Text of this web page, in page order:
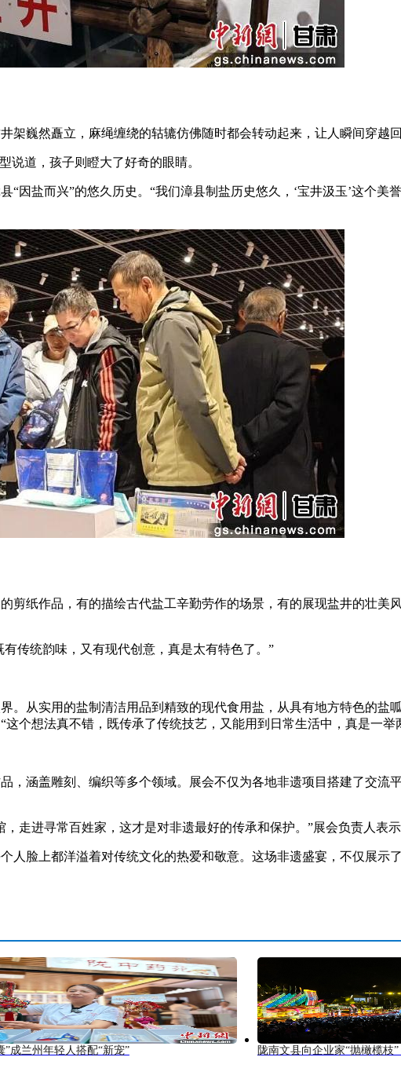
然矗立，麻绳缠绕的轱辘仿佛随时都会转动起来，让人瞬间穿越回
道，孩子则瞪大了好奇的眼睛。
盐而兴”的悠久历史。“我们漳县制盐历史悠久，‘宝井汲玉’这个美
纸作品，有的描绘古代盐工辛勤劳作的场景，有的展现盐井的壮美
传统韵味，又有现代创意，真是太有特色了。”
从实用的盐制清洁用品到精致的现代食用盐，从具有地方特色的盐
个想法真不错，既传承了传统技艺，又能用到日常生活中，真是一举
涵盖雕刻、编织等多个领域。展会不仅为各地非遗项目搭建了交流
进寻常百姓家，这才是对非遗最好的传承和保护。”展会负责人表示
脸上都洋溢着对传统文化的热爱和敬意。这场非遗盛宴，不仅展示
”成兰州年轻人搭配“新宠” 陇南文县向企业家“抛橄榄枝